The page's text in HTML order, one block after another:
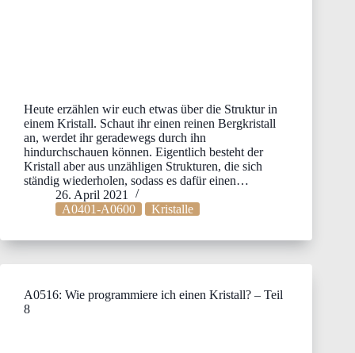
Heute erzählen wir euch etwas über die Struktur in
einem Kristall. Schaut ihr einen reinen Bergkristall
an, werdet ihr geradewegs durch ihn
hindurchschauen können. Eigentlich besteht der
Kristall aber aus unzähligen Strukturen, die sich
ständig wiederholen, sodass es dafür einen…
26. April 2021
A0401-A0600
Kristalle
A0516: Wie programmiere ich einen Kristall? – Teil
8